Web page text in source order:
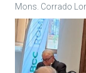
Mons. Corrado